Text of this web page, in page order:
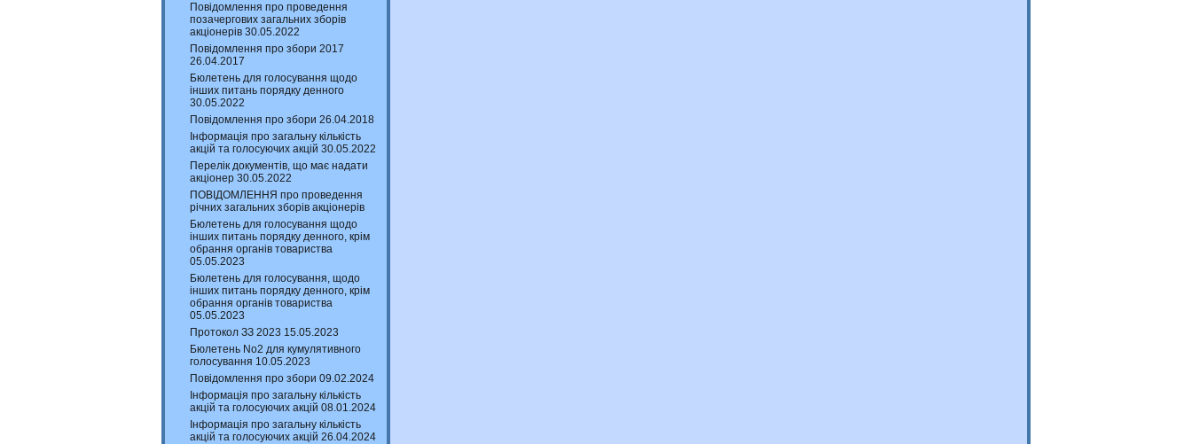
Повідомлення про проведення
позачергових загальних зборів
акціонерів 30.05.2022
Повідомлення про збори 2017
26.04.2017
Бюлетень для голосування щодо
інших питань порядку денного
30.05.2022
Повідомлення про збори 26.04.2018
Інформація про загальну кількість
акцій та голосуючих акцій 30.05.2022
Перелік документів, що має надати
акціонер 30.05.2022
ПОВІДОМЛЕННЯ про проведення
річних загальних зборів акціонерів
Бюлетень для голосування щодо
інших питань порядку денного, крім
обрання органів товариства
05.05.2023
Бюлетень для голосування, щодо
інших питань порядку денного, крім
обрання органів товариства
05.05.2023
Протокол ЗЗ 2023 15.05.2023
Бюлетень No2 для кумулятивного
голосування 10.05.2023
Повідомлення про збори 09.02.2024
Інформація про загальну кількість
акцій та голосуючих акцій 08.01.2024
Інформація про загальну кількість
акцій та голосуючих акцій 26.04.2024